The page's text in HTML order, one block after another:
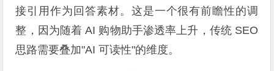
接引用作为回答素材。这是一个很有前瞻性的调
整，因为随着 AI 购物助手渗透率上升，传统 SEO
思路需要叠加"AI 可读性"的维度。